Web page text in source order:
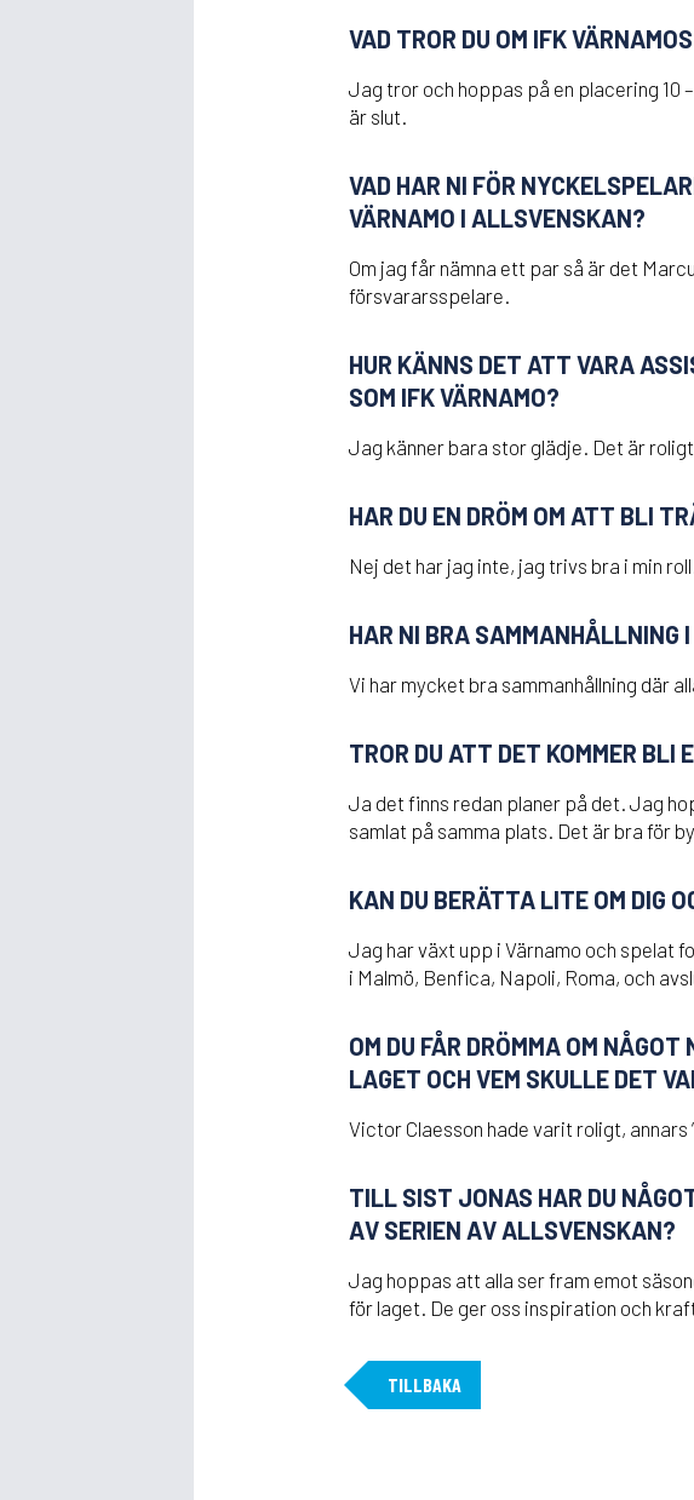
VAD TROR DU OM IFK
Jag tror och hoppas på en placering 10
är slut.
VAD HAR NI FÖR
VÄRNAMO I ALLSVENSKAN?
Om jag får nämna ett par så är det
försvararsspelare.
HUR KÄNNS DET ATT VARA
SOM IFK VÄRNAMO?
Jag känner bara stor glädje. Det är
HAR DU EN DRÖM OM ATT BLI
Nej det har jag inte, jag trivs bra i min
HAR NI BRA SAMMANHÅLLNING
Vi har mycket bra sammanhållning där
TROR DU ATT DET KOMMER BLI
Ja det finns redan planer på det. Jag
samlat på samma plats. Det är bra för
KAN DU BERÄTTA LITE OM DIG
Jag har växt upp i Värnamo och spelat
i Malmö, Benfica, Napoli, Roma, och
OM DU FÅR DRÖMMA OM
LAGET OCH VEM SKULLE DET
Victor Claesson hade varit roligt, annars
TILL SIST JONAS HAR DU
AV SERIEN AV ALLSVENSKAN?
Jag hoppas att alla ser fram emot
för laget. De ger oss inspiration och
TILLBAKA